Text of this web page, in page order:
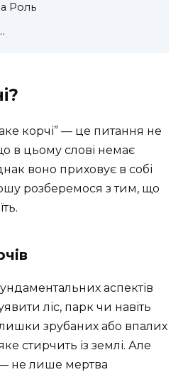
Роль
корчі” — це питання не
в цьому слові немає
воно приховує в собі
розберемося з тим, що
аспектів
ліс, парк чи навіть
зрубаних або впалих
стирчить із землі. Але
не лише мертва